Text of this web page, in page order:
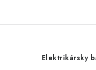
Elektrikársky